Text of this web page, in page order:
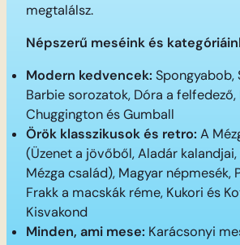
megtalálsz.
Népszerű meséink és
Modern kedvencek: Spongyabob,
Barbie sorozatok, Dóra a felfedező,
Chuggington és Gumball
Örök klasszikusok és retro: A
(Üzenet a jövőből, Aladár kalandjai,
Mézga család), Magyar népmesék,
Frakk a macskák réme, Kukori és
Kisvakond
Minden, ami mese: Karácsonyi